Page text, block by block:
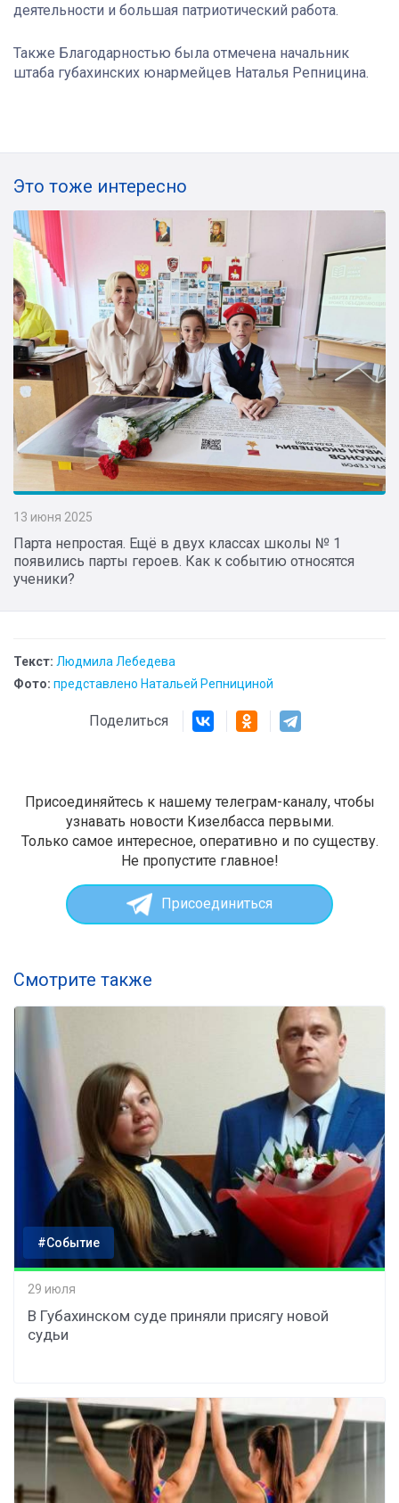
деятельности и большая патриотический работа.
Также Благодарностью была отмечена начальник
штаба губахинских юнармейцев Наталья Репницина.
Это тоже интересно
13 июня 2025
Парта непростая. Ещё в двух классах школы № 1
появились парты героев. Как к событию относятся
ученики?
Текст: Людмила Лебедева
Фото: представлено Натальей Репнициной
Поделиться
Присоединяйтесь к нашему телеграм-каналу, чтобы
узнавать новости Кизелбасса первыми.
Только самое интересное, оперативно и по существу.
Не пропустите главное!
Присоединиться
Смотрите также
#Событие
29 июля
В Губахинском суде приняли присягу новой
судьи